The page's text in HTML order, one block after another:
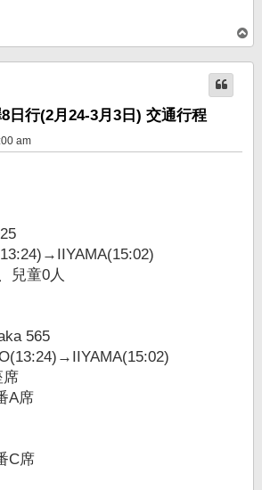
頂
端
日行(2月24-3月3日) 交通行程
am
兒童0人
565
A席
C席